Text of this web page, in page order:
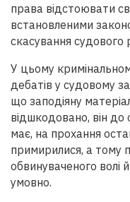
права відстоювати
встановленими
скасування судового
У цьому
дебатів у судовому
що заподіяну
відшкодовано, він до
має, на прохання
примирилися, а тому
обвинуваченого волі
умовно.